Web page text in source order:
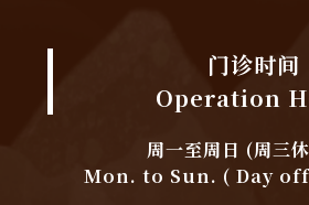
门诊时间
Operation
周一至周日 (周三休
Mon. to Sun. ( Day